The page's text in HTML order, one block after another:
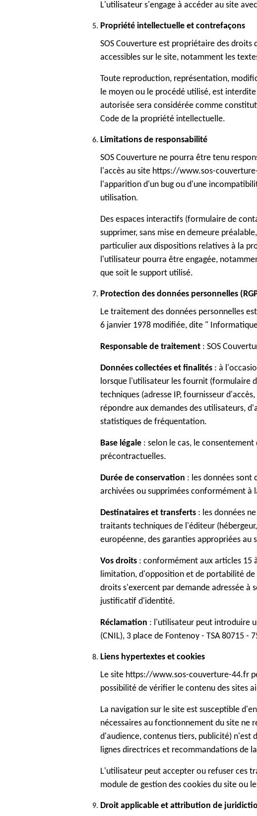
L'utilisateur s'engage à accéder au site
Propriété intellectuelle et contrefaçons
SOS Couverture est propriétaire des
accessibles sur le site, notamment les
Toute reproduction, représentation,
le moyen ou le procédé utilisé, est
autorisée sera considérée comme
Code de la propriété intellectuelle.
Limitations de responsabilité
SOS Couverture ne pourra être tenu
l'accès au site https://www.sos-
l'apparition d'un bug ou d'une
utilisation.
Des espaces interactifs (formulaire de
supprimer, sans mise en demeure
particulier aux dispositions relatives à la
l'utilisateur pourra être engagée,
que soit le support utilisé.
Protection des données personnelles
Le traitement des données personnelles
6 janvier 1978 modifiée, dite "
Responsable de traitement: SOS
Données collectées et finalités: à
lorsque l'utilisateur les fournit (formulaire
techniques (adresse IP, fournisseur
répondre aux demandes des utilisateurs,
statistiques de fréquentation.
Base légale: selon le cas, le
précontractuelles.
Durée de conservation : les données sont
archivées ou supprimées conformément à
Destinataires et transferts: les données
traitants techniques de l'éditeur
européenne, des garanties appropriées au
Vos droits: conformément aux articles 15
limitation, d'opposition et de portabilité de
droits s'exercent par demande adressée à
justificatif d'identité.
Réclamation : l'utilisateur peut introduire
(CNIL), 3 place de Fontenoy - TSA 80715 -
Liens hypertextes et cookies
Le site https://www.sos-couverture-44.fr
possibilité de vérifier le contenu des sites
La navigation sur le site est susceptible
nécessaires au fonctionnement du site ne
d'audience, contenus tiers, publicité) n'est
lignes directrices et recommandations de
L'utilisateur peut accepter ou refuser ces
module de gestion des cookies du site ou
Droit applicable et attribution de